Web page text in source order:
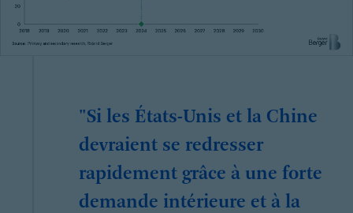
"Si les États-Unis et la Chine
devraient se redresser
rapidement grâce à une forte
demande intérieure et à la